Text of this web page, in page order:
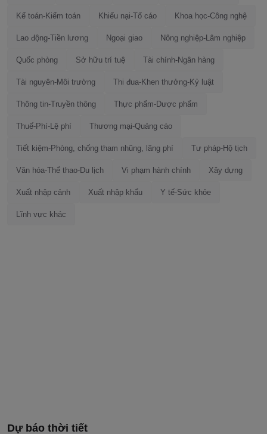
Kế toán-Kiểm toán Khiếu nại-Tố cáo Khoa học-Công nghệ
Lao động-Tiền lương Ngoại giao Nông nghiệp-Lâm nghiệp
Quốc phòng Sở hữu trí tuệ Tài chính-Ngân hàng
Tài nguyên-Môi trường Thi đua-Khen thưởng-Kỷ luật
Thông tin-Truyền thông Thực phẩm-Dược phẩm
Thuế-Phí-Lệ phí Thương mại-Quảng cáo
Tiết kiệm-Phòng, chống tham nhũng, lãng phí Tư pháp-Hộ tịch
Văn hóa-Thể thao-Du lịch Vi phạm hành chính Xây dựng
Xuất nhập cảnh Xuất nhập khẩu Y tế-Sức khỏe
Lĩnh vực khác
Dự báo thời tiết